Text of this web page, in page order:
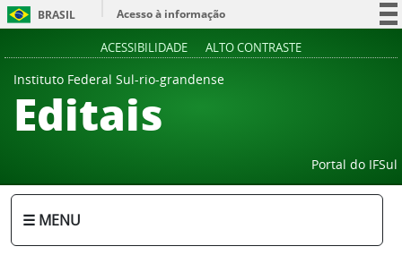
BRASIL
Acesso à informação
ACESSIBILIDADE ALTO CONTRASTE
Instituto Federal Sul-rio-grandense
Editais
Portal do IFSul
☰ MENU